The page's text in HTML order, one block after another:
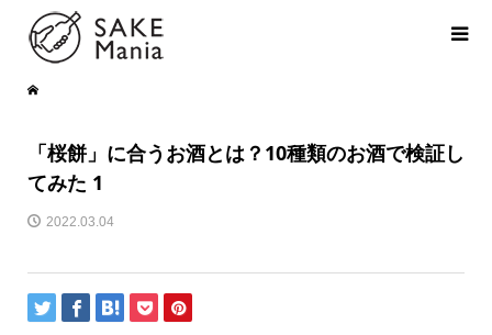
「桜餅」に合うお酒とは？10種類のお酒で検証し
てみた 1
2022.03.04